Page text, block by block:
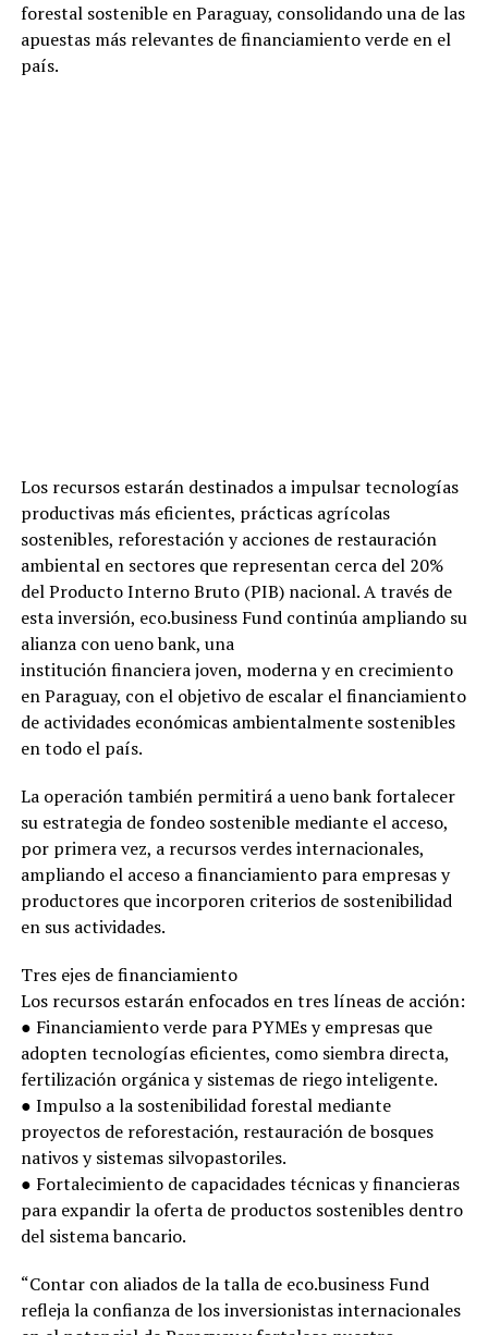
forestal sostenible en Paraguay, consolidando una de las
apuestas más relevantes de financiamiento verde en el
país.
Los recursos estarán destinados a impulsar tecnologías
productivas más eficientes, prácticas agrícolas
sostenibles, reforestación y acciones de restauración
ambiental en sectores que representan cerca del 20%
del Producto Interno Bruto (PIB) nacional. A través de
esta inversión, eco.business Fund continúa ampliando su
alianza con ueno bank, una
institución financiera joven, moderna y en crecimiento
en Paraguay, con el objetivo de escalar el financiamiento
de actividades económicas ambientalmente sostenibles
en todo el país.
La operación también permitirá a ueno bank fortalecer
su estrategia de fondeo sostenible mediante el acceso,
por primera vez, a recursos verdes internacionales,
ampliando el acceso a financiamiento para empresas y
productores que incorporen criterios de sostenibilidad
en sus actividades.
Tres ejes de financiamiento
Los recursos estarán enfocados en tres líneas de acción:
● Financiamiento verde para PYMEs y empresas que
adopten tecnologías eficientes, como siembra directa,
fertilización orgánica y sistemas de riego inteligente.
● Impulso a la sostenibilidad forestal mediante
proyectos de reforestación, restauración de bosques
nativos y sistemas silvopastoriles.
● Fortalecimiento de capacidades técnicas y financieras
para expandir la oferta de productos sostenibles dentro
del sistema bancario.
“Contar con aliados de la talla de eco.business Fund
refleja la confianza de los inversionistas internacionales